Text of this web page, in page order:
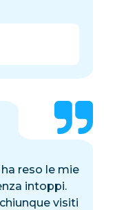
reso le mie
intoppi.
visiti